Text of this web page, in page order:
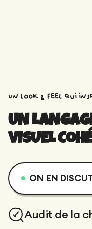
Un look & feel qui
UN
VISUEL
ON EN
Audit de la